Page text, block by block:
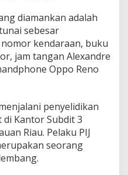
diamankan adalah
sebesar
nomor kendaraan, buku
jam tangan Alexandre
Oppo Reno
penyelidikan
Kantor Subdit 3
Riau. Pelaku PIJ
seorang